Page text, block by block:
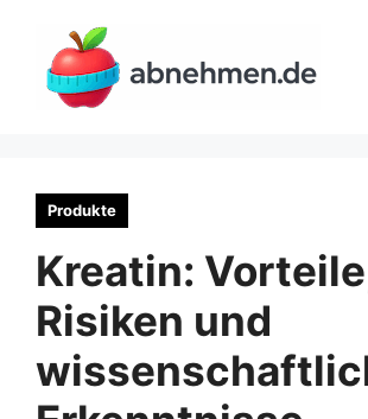
springen
Produkte
Kreatin:
Risiken und